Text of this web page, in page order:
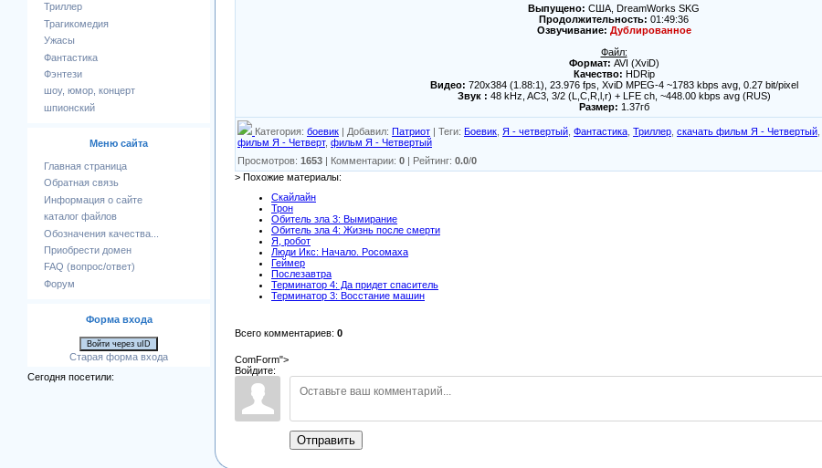
Триллер
Трагикомедия
Ужасы
Фантастика
Фэнтези
шоу, юмор, концерт
шпионский
Меню сайта
Главная страница
Обратная связь
Информация о сайте
каталог файлов
Обозначения качества...
Приобрести домен
FAQ (вопрос/ответ)
Форум
Форма входа
Войти через uID
Старая форма входа
Сегодня посетили:
Выпущено: США, DreamWorks SKG
Продолжительность: 01:49:36
Озвучивание: Дублированное
Файл:
Формат: AVI (XviD)
Качество: HDRip
Видео: 720x384 (1.88:1), 23.976 fps, XviD MPEG-4 ~1783 kbps avg, 0.27 bit/pixel
Звук : 48 kHz, AC3, 3/2 (L,C,R,l,r) + LFE ch, ~448.00 kbps avg (RUS)
Размер: 1.37гб
Категория: боевик | Добавил: Патриот | Теги: Боевик Я - четвертый Фантастика Триллер скачать фильм Я - Четвертый
фильм Я - Четверт, фильм Я - Четвертый
Просмотров: 1653 | Комментарии: 0 | Рейтинг: 0.0/0
> Похожие материалы:
Скайлайн
Трон
Обитель зла 3: Вымирание
Обитель зла 4: Жизнь после смерти
Я, робот
Люди Икс: Начало. Росомаха
Геймер
Послезавтра
Терминатор 4: Да придет спаситель
Терминатор 3: Восстание машин
Всего комментариев: 0
ComForm">
Войдите:
Отправить